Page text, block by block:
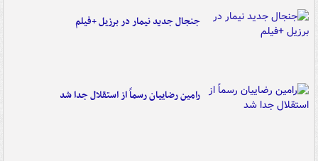
جنجال جدید نیمار در برزیل +فیلم
رامین رضاییان رسماً از استقلال جدا شد